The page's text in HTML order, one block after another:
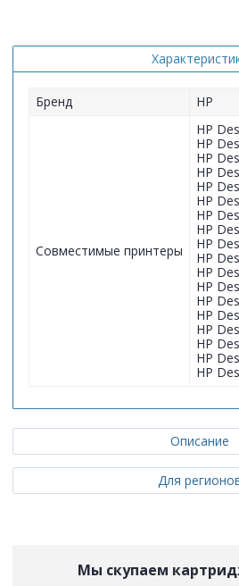
Бренд HP
Совместимые принтеры
HP
HP
HP
HP
HP
HP
HP
HP
HP
HP
HP
HP
HP
HP
HP
HP
HP
HP
Описание
Для
Мы скупаем